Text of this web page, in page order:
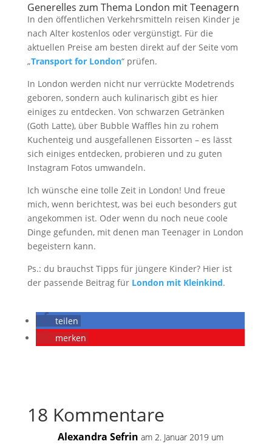
Generelles zum Thema London mit Teenagern
In den öffentlichen Verkehrsmitteln reisen Kinder je
nach Alter kostenlos oder vergünstigt. Für die
aktuellen Preise am besten direkt auf der Seite vom
„Transport for London“ prüfen.
In London werden nicht nur verrückte Modetrends
geboren, sondern auch kulinarisch gibt es hier
einiges zu entdecken. Von schwarzen Getränken
(Goth Latte), über Bubble Waffles hin zu rohem
Kuchenteig und ausgefallenen Eissorten – es lässt
sich einiges entdecken, probieren und zu guten
Instagram Fotos umwandeln.
Ich wünsche eine tolle Zeit in London! Und freue
mich, wenn berichtest, was bei euch besonders gut
angekommen ist. Oder wenn du noch neue coole
Dinge gefunden, mit denen man Teenager in London
begeistern kann.
Ps.: du brauchst Tipps für jüngere Kinder? Hier ist
der passende Beitrag für London mit Kleinkind.
teilen
merken
18 Kommentare
Alexandra Sefrin am 2. Januar 2019 um